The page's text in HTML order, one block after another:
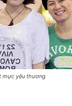
mực yêu thương